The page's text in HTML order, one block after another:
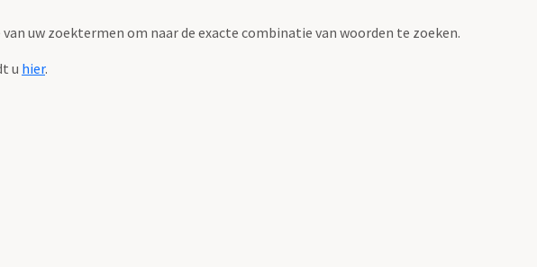
uw zoektermen om naar de exacte combinatie van woorden te zoeken.
u hier.